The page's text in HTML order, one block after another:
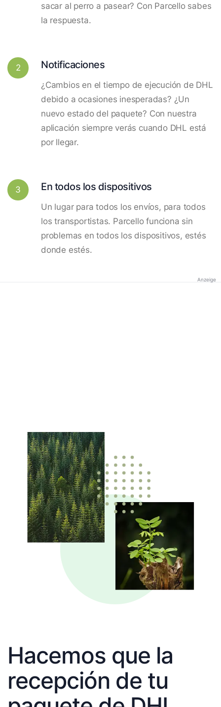
sacar al perro a pasear? Con Parcello sabes
la respuesta.
2 Notificaciones
¿Cambios en el tiempo de ejecución de DHL
debido a ocasiones inesperadas? ¿Un
nuevo estado del paquete? Con nuestra
aplicación siempre verás cuando DHL está
por llegar.
3 En todos los dispositivos
Un lugar para todos los envíos, para todos
los transportistas. Parcello funciona sin
problemas en todos los dispositivos, estés
donde estés.
Anzeige
Hacemos que la
recepción de tu